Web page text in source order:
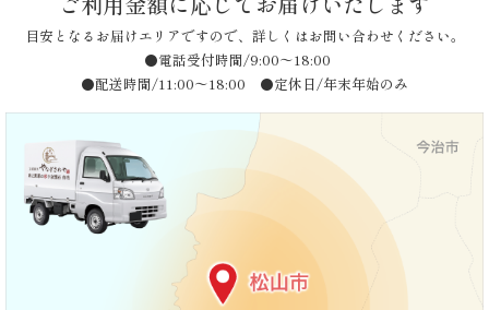
選
け
目安となるお届けエリアですので、詳しくはお問い合わせください。
●電話受付時間/9:00〜18:00
●配送時間/11:00〜18:00 ●定休日/年末年始のみ